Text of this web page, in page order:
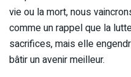
vie ou la mort, nous
comme un rappel que la
sacrifices, mais elle
bâtir un avenir meilleur.